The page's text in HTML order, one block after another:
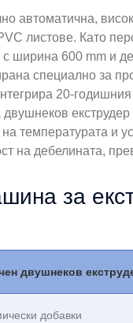
автоматична,
листове. Като
ширина 600 mm и
специално за
20-
температурата и
дебелината,
за
двушнеков
добавки